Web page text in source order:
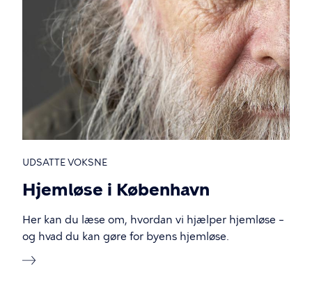
UDSATTE VOKSNE
Hjemløse i København
Her kan du læse om, hvordan vi hjælper hjemløse –
og hvad du kan gøre for byens hjemløse.